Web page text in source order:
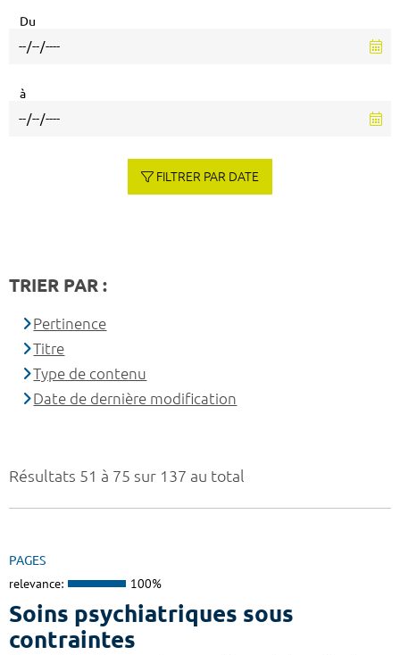
Résultats 51 à 75 sur 137 au total
PAGES
relevance: 100%
Soins psychiatriques sous
contraintes
Du
à
FILTRER PAR DATE
TRIER PAR :
Pertinence
Titre
Type de contenu
Date de dernière modification